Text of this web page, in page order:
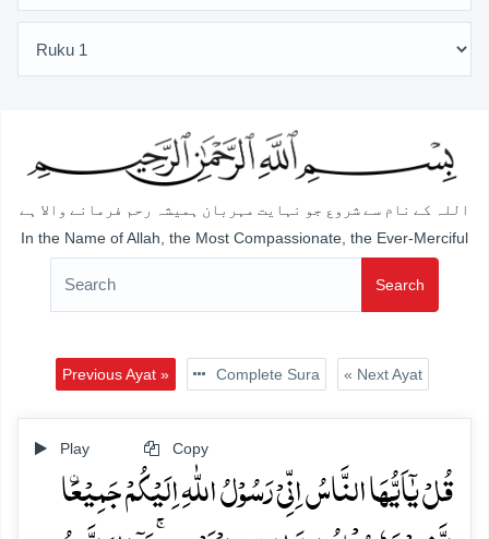
اللہ کے نام سے شروع جو نہایت مہربان ہمیشہ رحم فرمانے والا ہے
In the Name of Allah, the Most Compassionate, the Ever-Merciful
Search
Previous Ayat » Complete Sura « Next Ayat
Play Copy
قُلۡ یٰۤاَیُّہَا النَّاسُ اِنِّیۡ رَسُوۡلُ اللّٰہِ اِلَیۡکُمۡ جَمِیۡعَۨا